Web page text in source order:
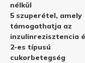
nélkül
5 szuperétel, amely
támogathatja az
inzulinrezisztencia
2-es típusú
cukorbetegség